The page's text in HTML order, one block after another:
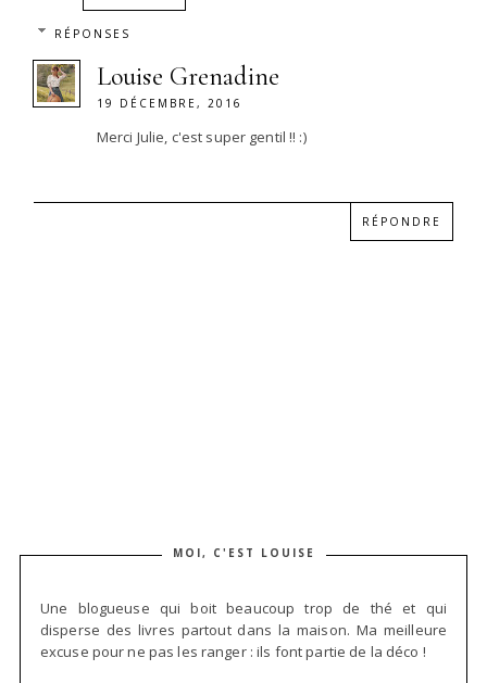
RÉPONSES
Louise Grenadine
19 DÉCEMBRE, 2016
Merci Julie, c'est super gentil !! :)
RÉPONDRE
MOI, C'EST LOUISE
Une blogueuse qui boit beaucoup trop de thé et qui
disperse des livres partout dans la maison. Ma meilleure
excuse pour ne pas les ranger : ils font partie de la déco !